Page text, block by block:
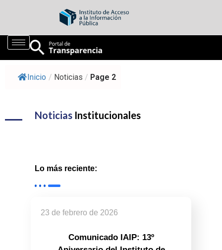
Inicio / Noticias / Page 2
Noticias Institucionales
Lo más reciente:
23 de febrero de 2026
Comunicado IAIP: 13º